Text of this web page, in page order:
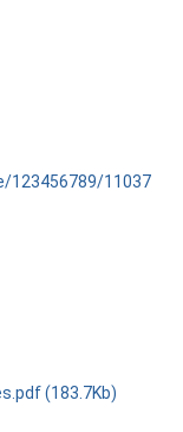
123456789/11037
(183.7Kb)